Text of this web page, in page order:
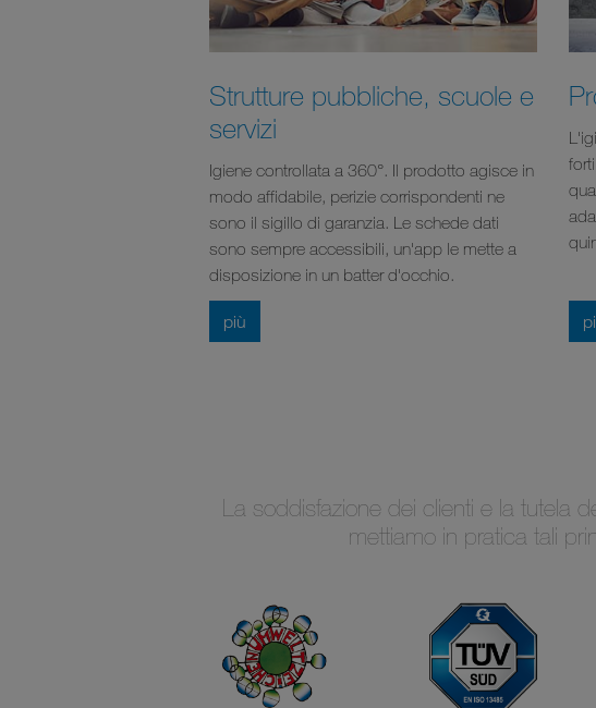
Strutture pubbliche, scuole e
servizi
Igiene controllata a 360°. Il prodotto agisce in
modo affidabile, perizie corrispondenti ne
sono il sigillo di garanzia. Le schede dati
sono sempre accessibili, un'app le mette a
disposizione in un batter d'occhio.
più
La soddisfazione dei clienti e la tutela
mettiamo in pratica tali